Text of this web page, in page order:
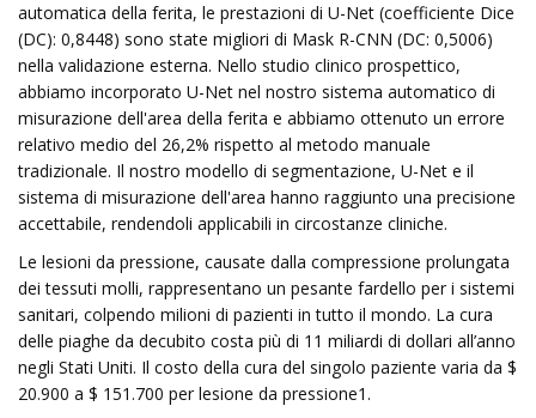
automatica della ferita, le prestazioni di U-Net (coefficiente Dice
(DC): 0,8448) sono state migliori di Mask R-CNN (DC: 0,5006)
nella validazione esterna. Nello studio clinico prospettico,
abbiamo incorporato U-Net nel nostro sistema automatico di
misurazione dell'area della ferita e abbiamo ottenuto un errore
relativo medio del 26,2% rispetto al metodo manuale
tradizionale. Il nostro modello di segmentazione, U-Net e il
sistema di misurazione dell'area hanno raggiunto una precisione
accettabile, rendendoli applicabili in circostanze cliniche.
Le lesioni da pressione, causate dalla compressione prolungata
dei tessuti molli, rappresentano un pesante fardello per i sistemi
sanitari, colpendo milioni di pazienti in tutto il mondo. La cura
delle piaghe da decubito costa più di 11 miliardi di dollari all’anno
negli Stati Uniti. Il costo della cura del singolo paziente varia da $
20.900 a $ 151.700 per lesione da pressione1.